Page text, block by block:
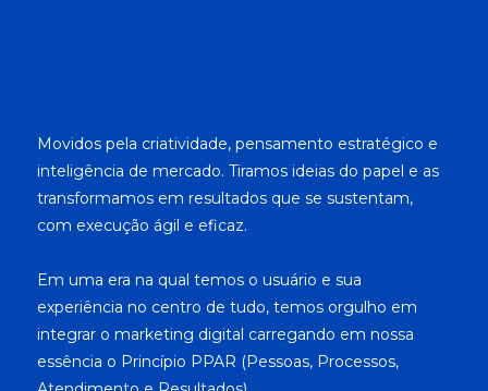
Movidos pela criatividade, pensamento estratégico e
inteligência de mercado. Tiramos ideias do papel e as
transformamos em resultados que se sustentam,
com execução ágil e eficaz.
Em uma era na qual temos o usuário e sua
experiência no centro de tudo, temos orgulho em
integrar o marketing digital carregando em nossa
essência o Princípio PPAR (Pessoas, Processos,